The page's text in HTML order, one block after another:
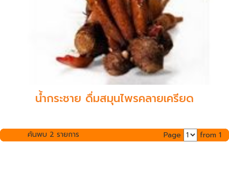
น้ำกระชาย ดื่มสมุนไพรคลายเครียด
ค้นพบ 2 รายการ Page from 1